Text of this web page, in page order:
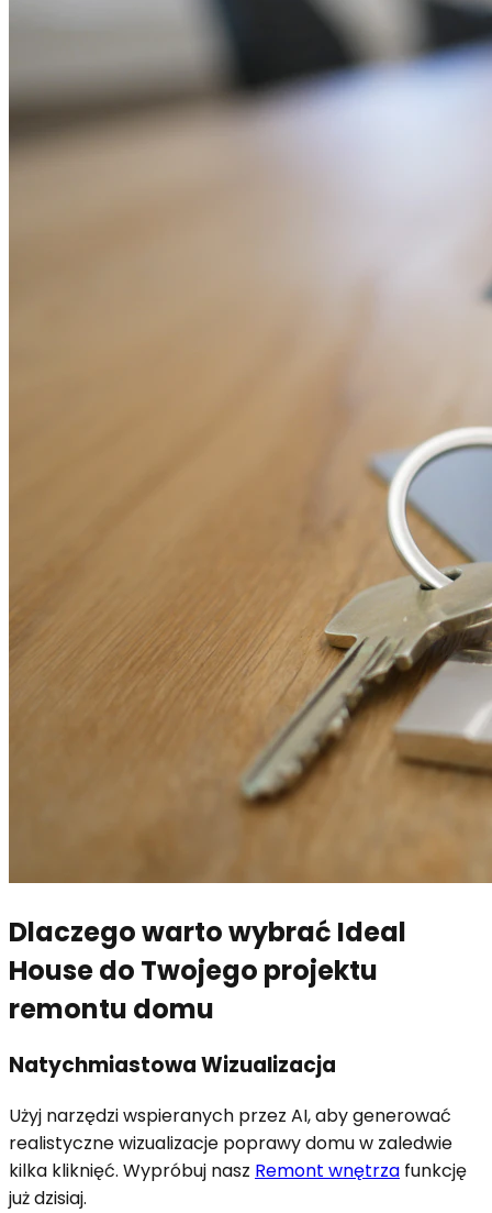
Dlaczego warto wybrać Ideal
House do Twojego projektu
remontu domu
Natychmiastowa Wizualizacja
Użyj narzędzi wspieranych przez AI, aby generować
realistyczne wizualizacje poprawy domu w zaledwie
kilka kliknięć. Wypróbuj nasz Remont wnętrza funkcję
już dzisiaj.